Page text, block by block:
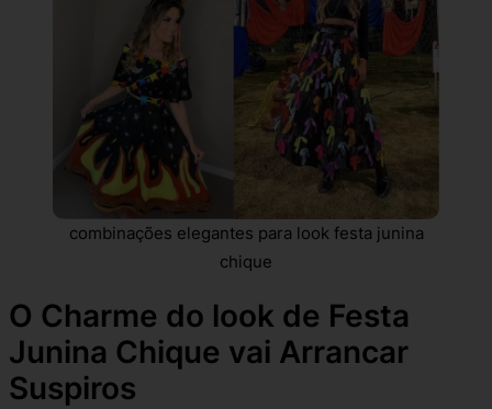
combinações elegantes para look festa junina
chique
O Charme do look de Festa
Junina Chique vai Arrancar
Suspiros